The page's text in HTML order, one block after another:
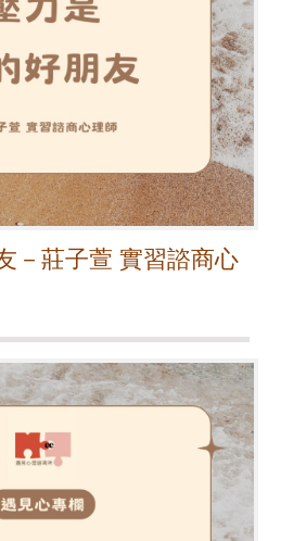
－莊子萱 實習諮商心